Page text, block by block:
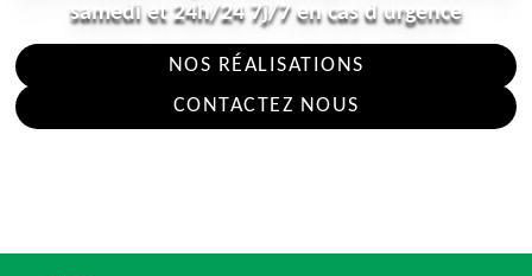
samedi et 24h/24 7j/7 en cas d urgence
NOS RÉALISATIONS
CONTACTEZ NOUS